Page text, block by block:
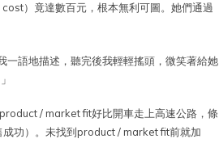
）竟達數百元，根本無利可圖。她們通過
語地描述，聽完後我輕輕搖頭，微笑著給她
/ market fit好比開車走上高速公路，條
功）。未找到product / market fit前就加